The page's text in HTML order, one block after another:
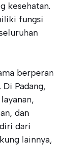
kesehatan.
fungsi
berperan
Padang,
dan
dari
lainnya,